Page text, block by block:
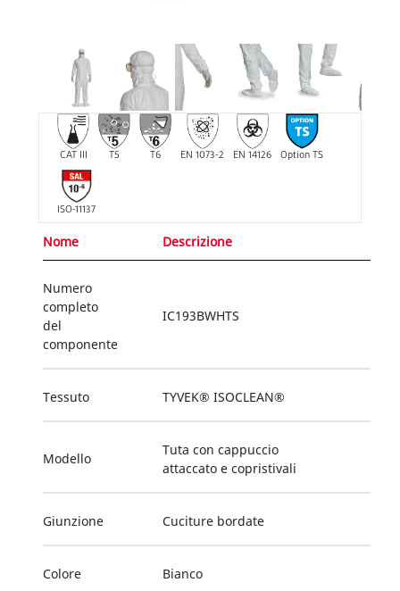
CAT III T5 T6 EN 1073-2 EN 14126 Option TS
ISO-11137
Nome Descrizione
Numero
completo
del
componente
IC193BWHTS
Tessuto TYVEK® ISOCLEAN®
Modello
Tuta con cappuccio
attaccato e copristivali
Giunzione Cuciture bordate
Colore Bianco